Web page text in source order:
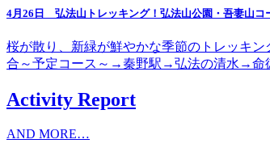
4月26日 弘法山トレッキング！弘法山公園・吾妻山コ
桜が散り、新緑が鮮やかな季節のトレッキ
合～予定コース～→秦野駅→弘法の清水→
Activity Report
AND MORE…